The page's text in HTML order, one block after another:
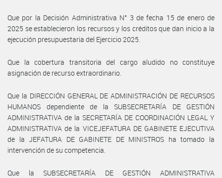
Que por la Decisión Administrativa N° 3 de fecha 15 de enero de
2025 se establecieron los recursos y los créditos que dan inicio a la
ejecución presupuestaria del Ejercicio 2025.
Que la cobertura transitoria del cargo aludido no constituye
asignación de recurso extraordinario.
Que la DIRECCIÓN GENERAL DE ADMINISTRACIÓN DE RECURSOS
HUMANOS dependiente de la SUBSECRETARÍA DE GESTIÓN
ADMINISTRATIVA de la SECRETARÍA DE COORDINACIÓN LEGAL Y
ADMINISTRATIVA de la VICEJEFATURA DE GABINETE EJECUTIVA
de la JEFATURA DE GABINETE DE MINISTROS ha tomado la
intervención de su competencia.
Que la SUBSECRETARÍA DE GESTIÓN ADMINISTRATIVA